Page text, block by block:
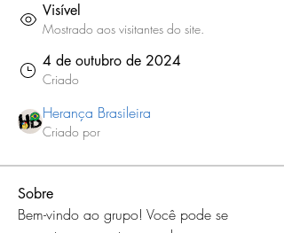
Visível
Mostrado aos visitantes do site.
4 de outubro de 2024
Criado
Herança Brasileira
Criado por
Sobre
Bem-vindo ao grupo! Você pode se